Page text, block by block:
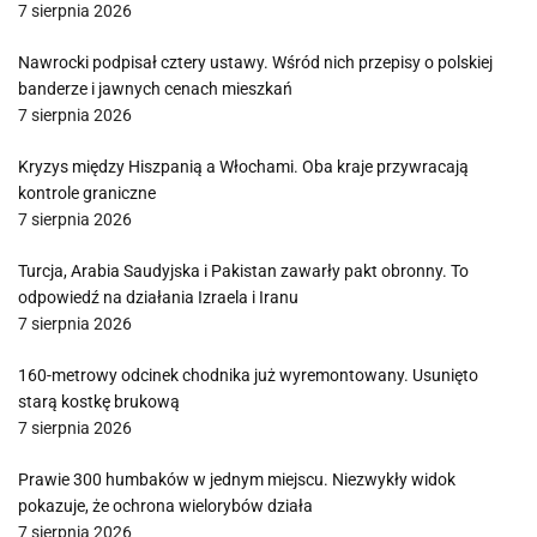
7 sierpnia 2026
Nawrocki podpisał cztery ustawy. Wśród nich przepisy o polskiej
banderze i jawnych cenach mieszkań
7 sierpnia 2026
Kryzys między Hiszpanią a Włochami. Oba kraje przywracają
kontrole graniczne
7 sierpnia 2026
Turcja, Arabia Saudyjska i Pakistan zawarły pakt obronny. To
odpowiedź na działania Izraela i Iranu
7 sierpnia 2026
160-metrowy odcinek chodnika już wyremontowany. Usunięto
starą kostkę brukową
7 sierpnia 2026
Prawie 300 humbaków w jednym miejscu. Niezwykły widok
pokazuje, że ochrona wielorybów działa
7 sierpnia 2026